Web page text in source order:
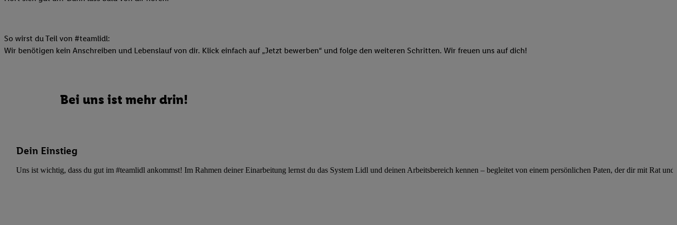
So wirst du Teil von #teamlidl:
Wir benötigen kein Anschreiben und Lebenslauf von dir. Klick einfach auf „Jetzt bewerben“ und folge den weiteren Schritten. Wir freuen uns auf dich!
Bei uns ist mehr drin!
Dein Einstieg
Uns ist wichtig, dass du gut im #teamlidl ankommst! Im Rahmen deiner Einarbeitung lernst du das System Lidl und deinen Arbeitsbereich kennen – begleitet von einem persönlichen Paten, der dir mit Rat und
Anzeige von Werbung und Inhalten, Abgleichung und Kombination von Daten aus unterschiedlichen Quellen,
Verwendung genauer Standortdaten. Erstellung von Profilen für personalisierte Werbung. Speichern von
Liste der Partner (Lieferanten)